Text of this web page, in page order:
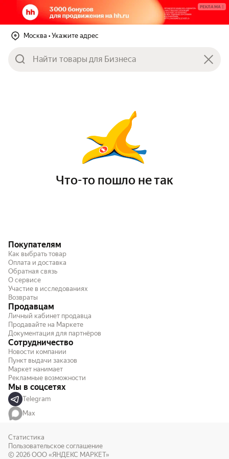
РЕКЛАМА
Москва • Укажите адрес
Что-то пошло не так
Покупателям
Как выбрать товар
Оплата и доставка
Обратная связь
О сервисе
Участие в исследованиях
Возвраты
Продавцам
Личный кабинет продавца
Продавайте на Маркете
Документация для партнёров
Сотрудничество
Новости компании
Пункт выдачи заказов
Маркет нанимает
Рекламные возможности
Мы в соцсетях
Telegram
Max
Статистика
Пользовательское соглашение
© 2026 ООО «ЯНДЕКС МАРКЕТ»